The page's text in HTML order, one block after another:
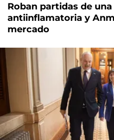
Roban partidas de
antiinflamatoria y
mercado